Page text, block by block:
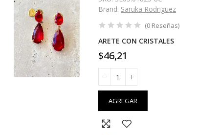
Brand: Saruka Rodriguez
(0 Reseñas)
ARETE CON CRISTALES
$46,21
AGREGAR